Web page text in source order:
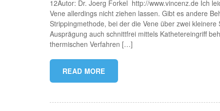
12Autor: Dr. Joerg Forkel http://www.vincenz.de Ich
Vene allerdings nicht ziehen lassen. Gibt es andere
Strippingmethode, bei der die Vene über zwei
Ausprägung auch schnittfrei mittels Kathetereingriff
thermischen Verfahren […]
READ MORE